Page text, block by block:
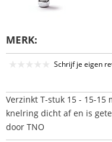
MERK:
Schrijf je eigen
Verzinkt T-stuk 15 - 15-
knelring dicht af en is
door TNO